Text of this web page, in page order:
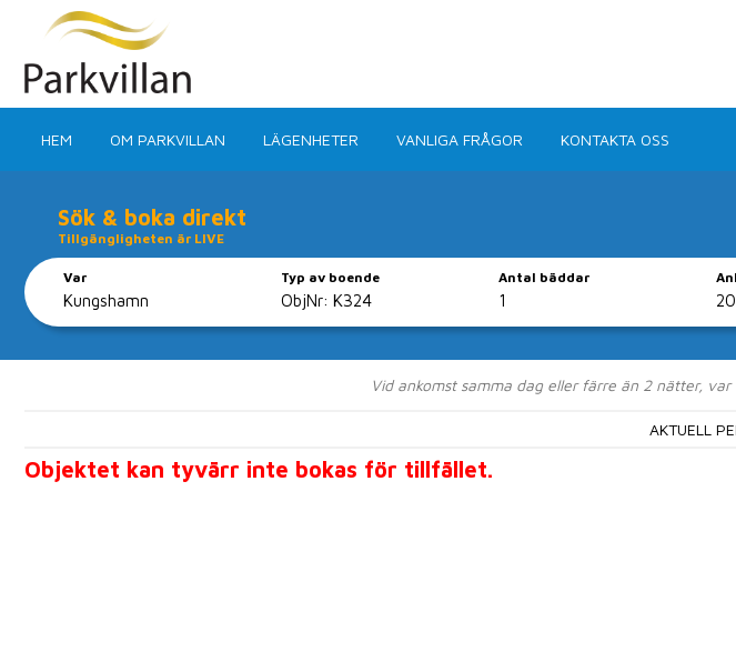
HEM OM PARKVILLAN LÄGENHETER VANLIGA FRÅGOR KONTAKTA OSS
Sök & boka direkt
Tillgängligheten är LIVE
Var Typ av boende Antal bäddar
Centrala lägenheter i
En minuts promenad till Kungshamns
Vid ankomst samma dag eller färre än 2 nätter,
AKTUELL
Objektet kan tyvärr inte bokas för tillfället.